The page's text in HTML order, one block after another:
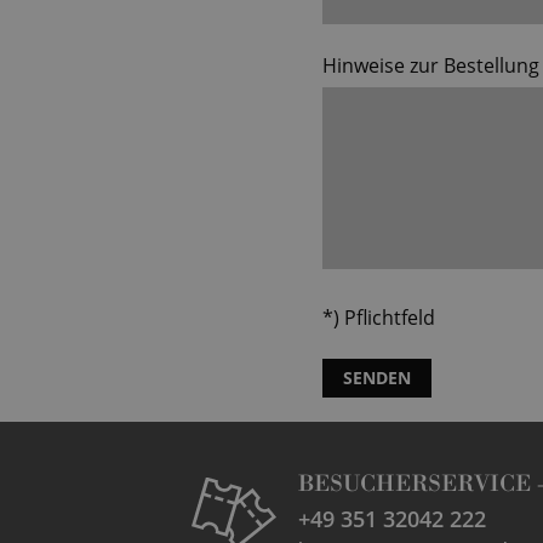
Hinweise zur Bestellung
*) Pflichtfeld
SENDEN
BESUCHERSERVICE -
+49 351 32042 222